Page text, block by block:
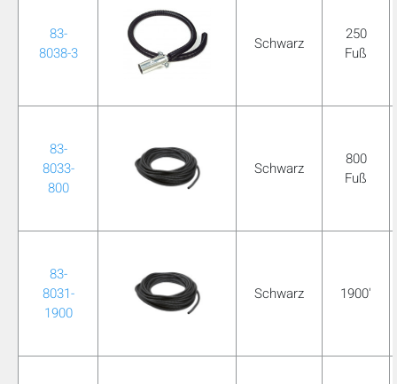
83-
8038-3
Schwarz
250
Fuß
83-
8033-
800
Schwarz
800
Fuß
83-
8031-
1900
Schwarz 1900'